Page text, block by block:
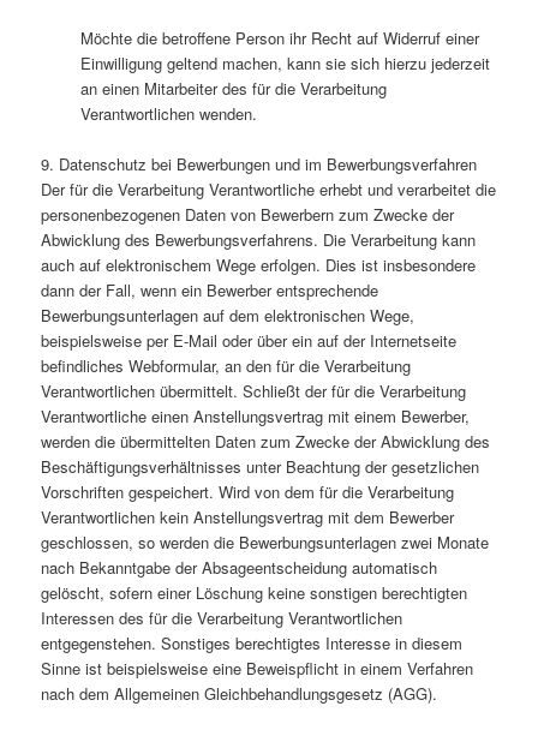
Möchte die betroffene Person ihr Recht auf Widerruf einer
Einwilligung geltend machen, kann sie sich hierzu jederzeit
an einen Mitarbeiter des für die Verarbeitung
Verantwortlichen wenden.
9. Datenschutz bei Bewerbungen und im Bewerbungsverfahren
Der für die Verarbeitung Verantwortliche erhebt und verarbeitet die
personenbezogenen Daten von Bewerbern zum Zwecke der
Abwicklung des Bewerbungsverfahrens. Die Verarbeitung kann
auch auf elektronischem Wege erfolgen. Dies ist insbesondere
dann der Fall, wenn ein Bewerber entsprechende
Bewerbungsunterlagen auf dem elektronischen Wege,
beispielsweise per E-Mail oder über ein auf der Internetseite
befindliches Webformular, an den für die Verarbeitung
Verantwortlichen übermittelt. Schließt der für die Verarbeitung
Verantwortliche einen Anstellungsvertrag mit einem Bewerber,
werden die übermittelten Daten zum Zwecke der Abwicklung des
Beschäftigungsverhältnisses unter Beachtung der gesetzlichen
Vorschriften gespeichert. Wird von dem für die Verarbeitung
Verantwortlichen kein Anstellungsvertrag mit dem Bewerber
geschlossen, so werden die Bewerbungsunterlagen zwei Monate
nach Bekanntgabe der Absageentscheidung automatisch
gelöscht, sofern einer Löschung keine sonstigen berechtigten
Interessen des für die Verarbeitung Verantwortlichen
entgegenstehen. Sonstiges berechtigtes Interesse in diesem
Sinne ist beispielsweise eine Beweispflicht in einem Verfahren
nach dem Allgemeinen Gleichbehandlungsgesetz (AGG).